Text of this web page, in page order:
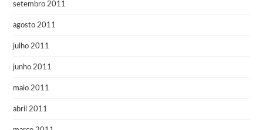
setembro 2011
agosto 2011
julho 2011
junho 2011
maio 2011
abril 2011